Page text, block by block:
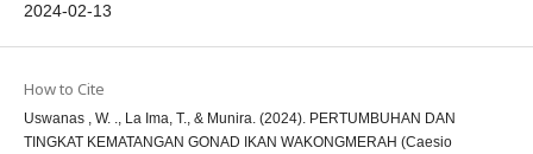
2024-02-13
How to Cite
Uswanas , W. ., La Ima, T., & Munira. (2024). PERTUMBUHAN DAN
TINGKAT KEMATANGAN GONAD IKAN WAKONGMERAH (Caesio